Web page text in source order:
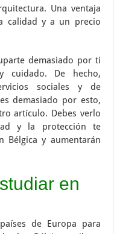
Una ventaja
calidad y a un precio
demasiado por ti
cuidado. De hecho,
sociales y de
demasiado por esto,
artículo. Debes verlo
y la protección te
Bélgica y aumentarán
en
de Europa para